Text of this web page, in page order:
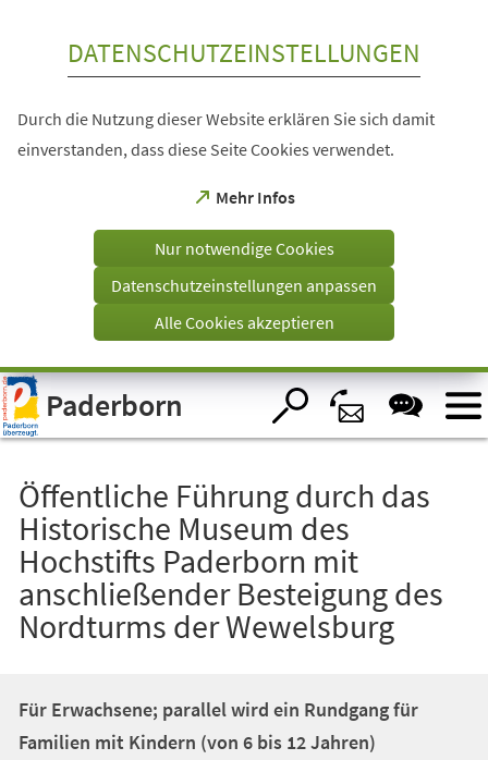
Visuelle
Assistenzsoftware
öffnen.
DATENSCHUTZEINSTELLUNGEN
Durch die Nutzung dieser Website erklären Sie sich damit
einverstanden, dass diese Seite Cookies verwendet.
Mehr Infos
(Öffnet
einem
Tab)
Nur notwendige Cookies
Datenschutzeinstellungen anpassen
Alle Cookies akzeptieren
Paderborn
Öffentliche Führung durch das
Historische Museum des
Hochstifts Paderborn mit
anschließender Besteigung des
Nordturms der Wewelsburg
Für Erwachsene; parallel wird ein Rundgang für
Familien mit Kindern (von 6 bis 12 Jahren)